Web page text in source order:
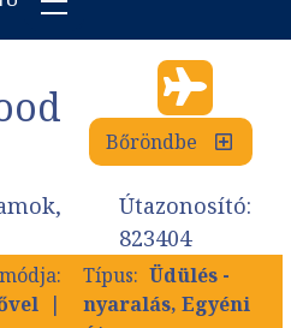
Bőröndbe
Útazonosító:
823404
Típus: Üdülés -
nyaralás, Egyéni